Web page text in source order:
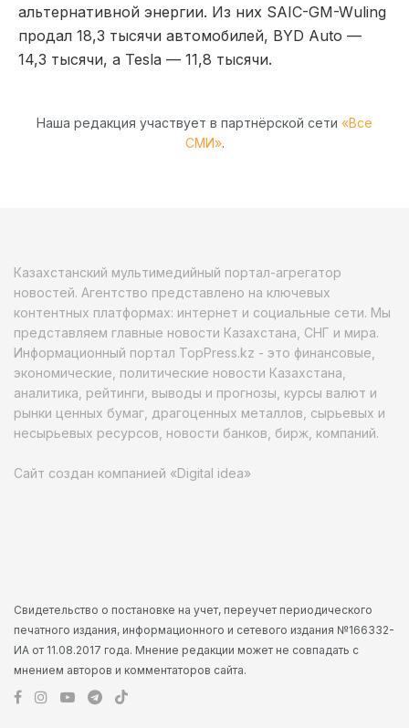
альтернативной энергии. Из них SAIC-GM-Wuling
продал 18,3 тысячи автомобилей, BYD Auto —
14,3 тысячи, а Tesla — 11,8 тысячи.
Наша редакция участвует в партнёрской сети «Все
СМИ».
Казахстанский мультимедийный портал-агрегатор
новостей. Агентство представлено на ключевых
контентных платформах: интернет и социальные сети. Мы
представляем главные новости Казахстана, СНГ и мира.
Информационный портал TopPress.kz - это финансовые,
экономические, политические новости Казахстана,
аналитика, рейтинги, выводы и прогнозы, курсы валют и
рынки ценных бумаг, драгоценных металлов, сырьевых и
несырьевых ресурсов, новости банков, бирж, компаний.
Сайт создан компанией «Digital idea»
Свидетельство о постановке на учет, переучет периодического
печатного издания, информационного и сетевого издания №166332-
ИА от 11.08.2017 года. Мнение редакции может не совпадать с
мнением авторов и комментаторов сайта.